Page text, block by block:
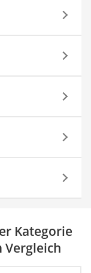
Kategorie
Vergleich